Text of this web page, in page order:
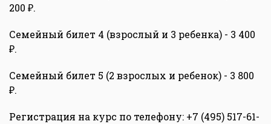
200 ₽.
Семейный билет 4 (взрослый и 3 ребенка) - 3 400
₽.
Семейный билет 5 (2 взрослых и ребенок) - 3 800
₽.
Регистрация на курс по телефону: +7 (495) 517-61-